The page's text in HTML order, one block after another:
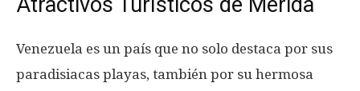
Venezuela es un país que no solo destaca por sus
paradisiacas playas, también por su hermosa